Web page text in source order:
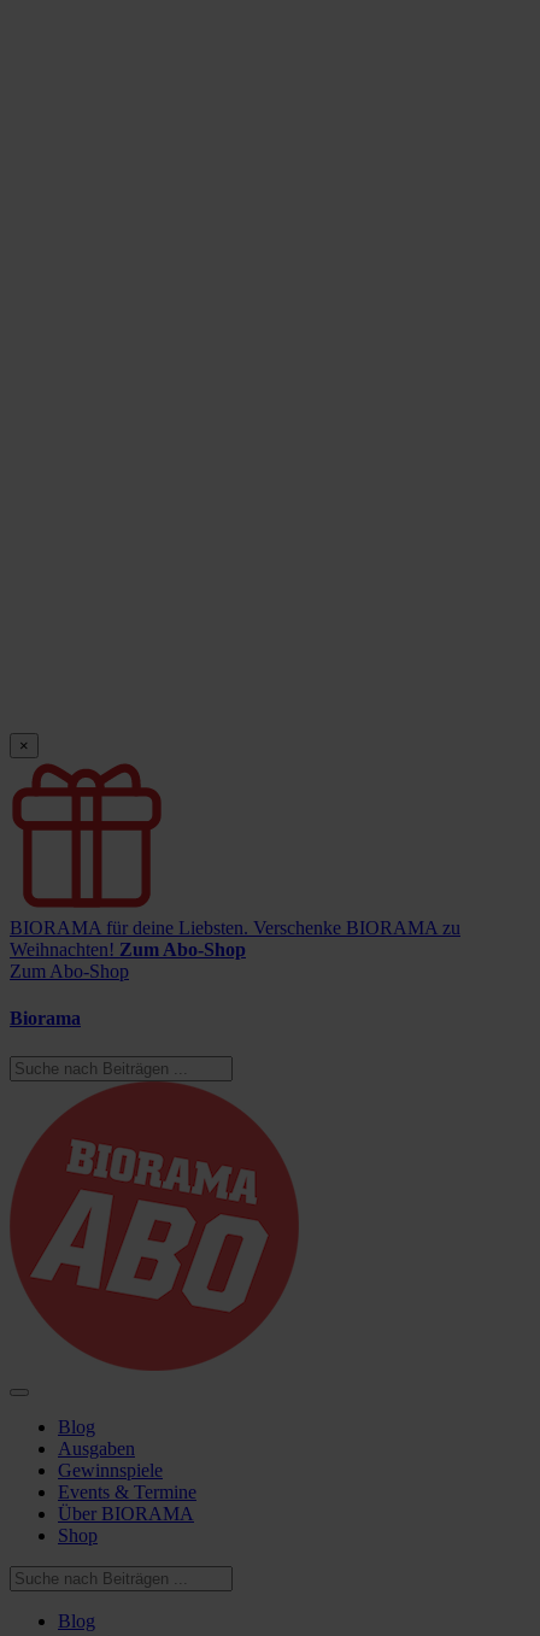
×
BIORAMA für deine Liebsten. Verschenke BIORAMA zu
Weihnachten! Zum Abo-Shop
Zum Abo-Shop
Biorama
Blog
Ausgaben
Gewinnspiele
Events & Termine
Über BIORAMA
Shop
Blog